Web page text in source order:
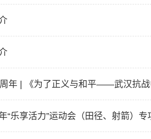
年 | 《为了正义与和平——武汉抗
“乐享活力”运动会（田径、射箭）